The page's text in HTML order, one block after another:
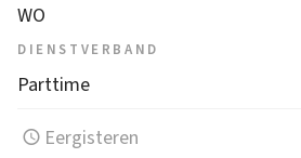
WO
DIENSTVERBAND
Parttime
Eergisteren